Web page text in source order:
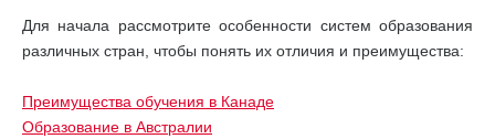
Для начала рассмотрите особенности систем образования
различных стран, чтобы понять их отличия и преимущества:
Преимущества обучения в Канаде
Образование в Австралии